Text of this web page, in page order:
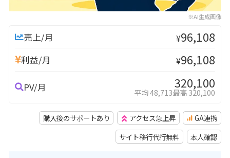
※AI生成画像
売上/月 ¥96,108
利益/月 ¥96,108
PV/月 320,100
平均 48,713最高 320,100
購入後のサポートあり アクセス急上昇
GA連携
サイト移行代行無料
本人確認